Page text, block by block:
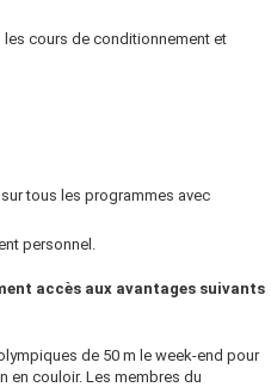
cours de conditionnement et
tous les programmes avec
personnel.
accès aux avantages suivants
de 50 m le week-end pour
en couloir. Les membres du